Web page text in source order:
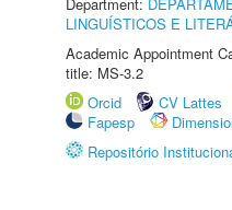
LINGUÍSTICOS E
Academic Appointment
title: MS-3.2
Orcid
CV Lattes
Fapesp
Repositório